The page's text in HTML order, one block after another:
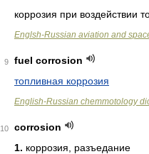
коррозия при воздействии
Englsh-Russian aviation and
9
fuel corrosion
топливная коррозия
English-Russian chemmotology
10
corrosion
1. коррозия, разъедание